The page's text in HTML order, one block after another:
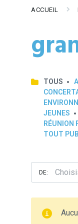
ACCUEIL
TOUS
JEUNES
RÉUNION
TOUT
DE: